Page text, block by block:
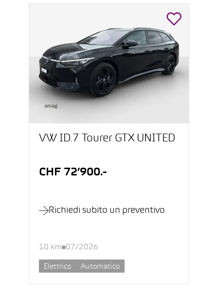
VW ID.7 Tourer GTX UNITED
CHF 72’900.-
Richiedi subito un preventivo
10 km 07/2026
Elettrico Automatico